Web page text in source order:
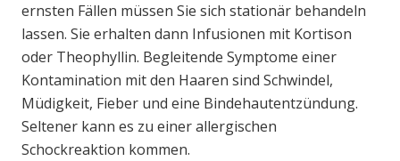
ernsten Fällen müssen Sie sich stationär behandeln
lassen. Sie erhalten dann Infusionen mit Kortison
oder Theophyllin. Begleitende Symptome einer
Kontamination mit den Haaren sind Schwindel,
Müdigkeit, Fieber und eine Bindehautentzündung.
Seltener kann es zu einer allergischen
Schockreaktion kommen.